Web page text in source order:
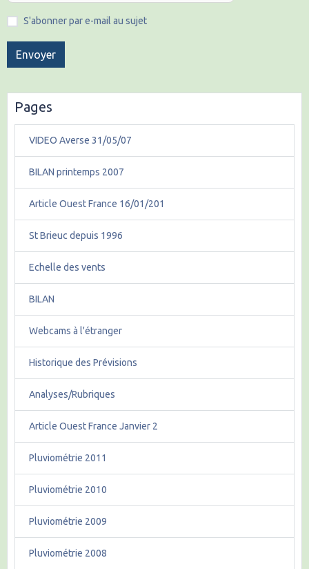
S'abonner par e-mail au sujet
Envoyer
Pages
VIDEO Averse 31/05/07
BILAN printemps 2007
Article Ouest France 16/01/201
St Brieuc depuis 1996
Echelle des vents
BILAN
Webcams à l'étranger
Historique des Prévisions
Analyses/Rubriques
Article Ouest France Janvier 2
Pluviométrie 2011
Pluviométrie 2010
Pluviométrie 2009
Pluviométrie 2008